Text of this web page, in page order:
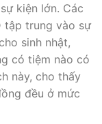
kiện lớn. Các
trung vào sự
sinh nhật,
có tiệm nào có
này, cho thấy
đều ở mức